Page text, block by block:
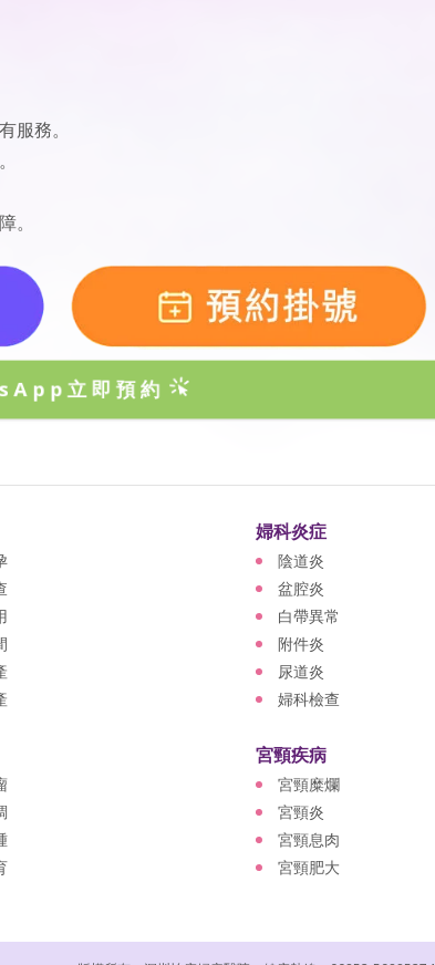
服務。
。
立即預約
婦科炎症
陰道炎
盆腔炎
白帶異常
附件炎
尿道炎
婦科檢查
宮頸疾病
宮頸糜爛
宮頸炎
宮頸息肉
宮頸肥大